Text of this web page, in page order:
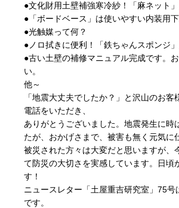
●文化財用土壁補強寒冷紗！「麻ネット」
●「ボードベース」は使いやすい内装用下
●光触媒って何？
●ノロ拭きに便利！「鉄ちゃんスポンジ」
●古い土壁の補修マニュアル完成です。
い。
他～
「地震大丈夫でしたか？」と沢山のお客
電話をいただき、
ありがとうございました。地震発生に時
たが、おかげさまで、被害も無く元気に
被災された方々は大変だと思いますが、
て防災の大切さを実感しています。日頃
す！
ニュースレター「土屋重吉研究室」75号
です。